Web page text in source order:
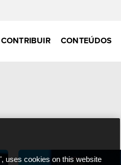
CONTRIBUIR CONTEÚDOS
uses cookies on this website